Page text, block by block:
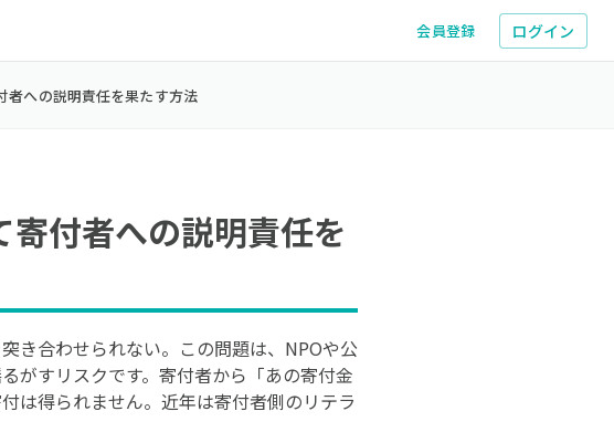
会員登録 ログイン
者への説明責任を果たす方法
付者への説明責任を
き合わせられない。この問題は、NPOや公
がすリスクです。寄付者から「あの寄付金
は得られません。近年は寄付者側のリテラ